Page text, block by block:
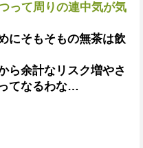
って周りの連中気が気
にそもそもの無茶は飲
ら余計なリスク増やさ
てなるわな…